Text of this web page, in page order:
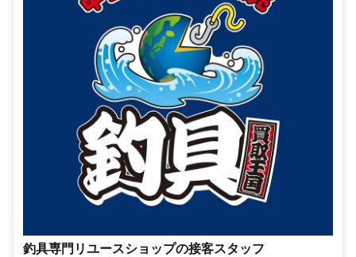
釣具専門リユースショップの接客スタッフ